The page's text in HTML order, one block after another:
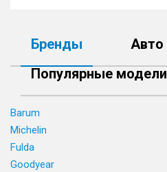
Бренды
Авто
Популярные модели
Barum
Michelin
Fulda
Goodyear